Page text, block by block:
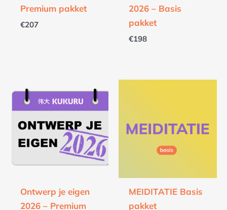
Premium pakket
€207
2026 – Basis
pakket
€198
Ontwerp je eigen
2026 – Premium
MEIDITATIE Basis
pakket